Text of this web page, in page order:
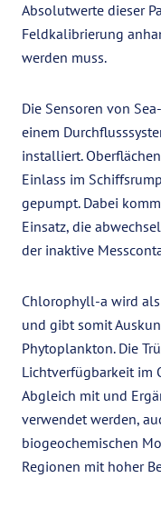
Absolutwerte dieser
Feldkalibrierung
werden muss.
Die Sensoren von
einem
installiert.
Einlass im
gepumpt. Dabei
Einsatz, die
der inaktive
Chlorophyll-a wird
und gibt somit
Phytoplankton. Die
Lichtverfügbarkeit im
Abgleich mit und
verwendet werden,
biogeochemischen
Regionen mit hoher